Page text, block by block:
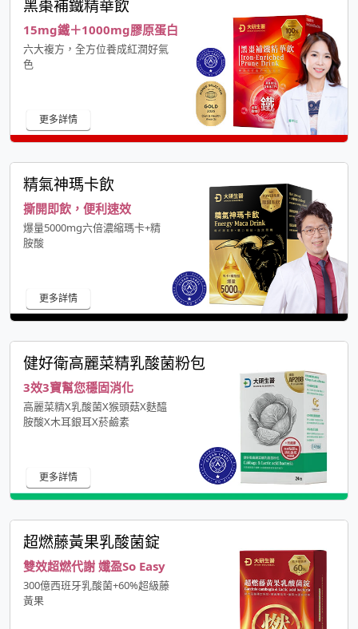
黑棗補鐵精華飲
15mg鐵＋1000mg膠原蛋白
六大複方，全方位養成紅潤好氣
色
更多詳情
精氣神瑪卡飲
撕開即飲，便利速效
爆量5000mg六倍濃縮瑪卡+精
胺酸
更多詳情
健好衛高麗菜精乳酸菌粉包
3效3寶幫您穩固消化
高麗菜精X乳酸菌X猴頭菇X麩醯
胺酸X木耳銀耳X菸鹼素
更多詳情
超燃藤黃果乳酸菌錠
雙效超燃代謝 孅盈So Easy
300億西班牙乳酸菌+60%超級藤
黃果